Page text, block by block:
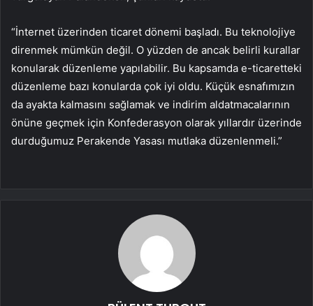
“İnternet üzerinden ticaret dönemi başladı. Bu teknolojiye
direnmek mümkün değil. O yüzden de ancak belirli kurallar
konularak düzenleme yapılabilir. Bu kapsamda e-ticaretteki
düzenleme bazı konularda çok iyi oldu. Küçük esnafımızın
da ayakta kalmasını sağlamak ve indirim aldatmacalarının
önüne geçmek için Konfederasyon olarak yıllardır üzerinde
durduğumuz Perakende Yasası mutlaka düzenlenmeli.”